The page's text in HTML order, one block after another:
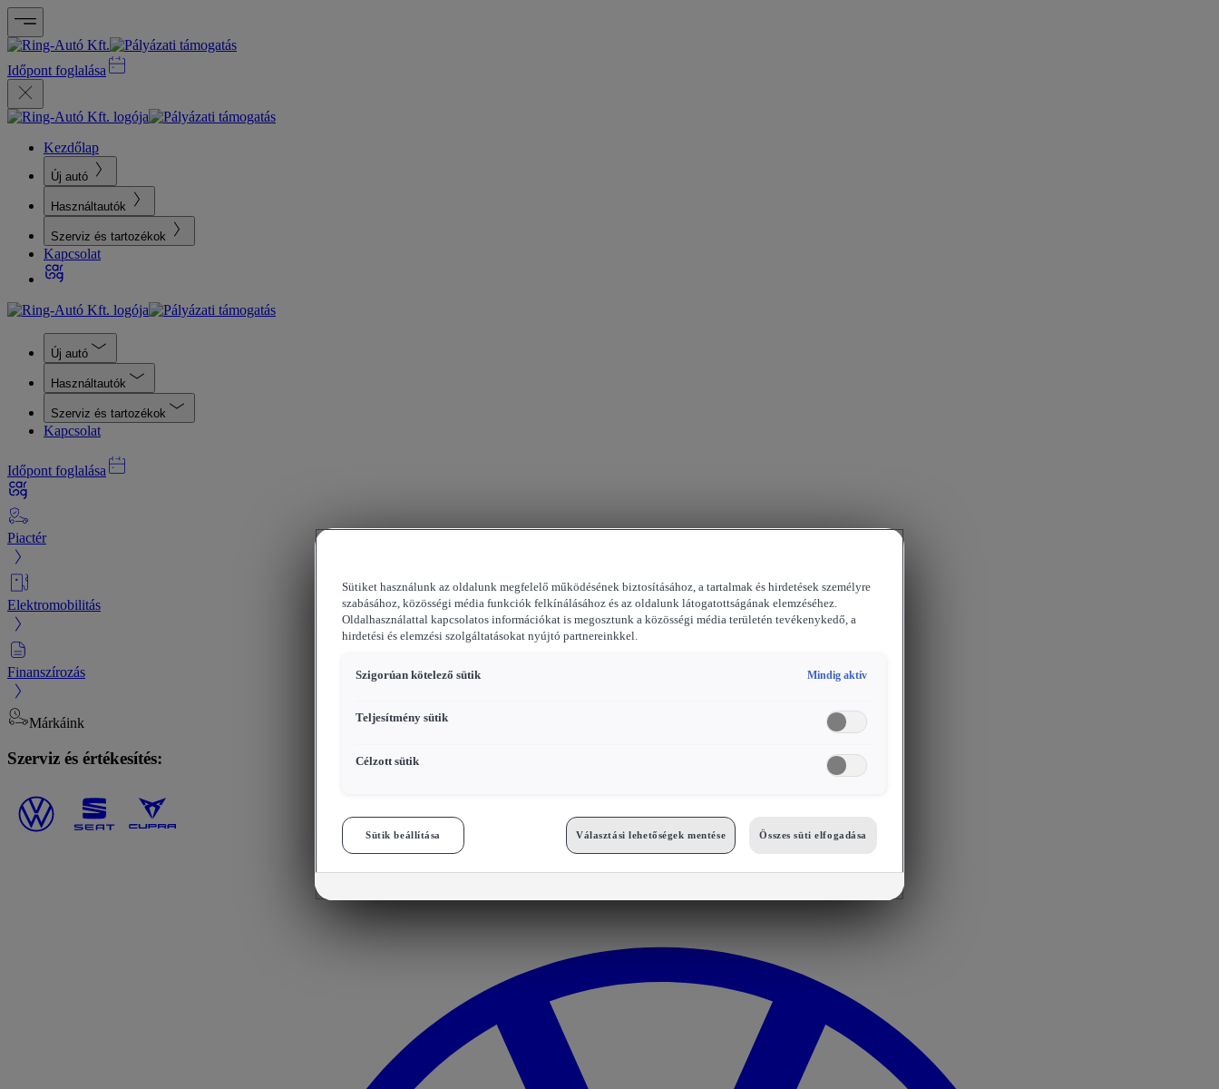
Időpont foglalása
Kezdőlap
Új autó
Használtautók
Szerviz és tartozékok
Kapcsolat
Új autó
Használtautók
Szerviz és tartozékok
Kapcsolat
Időpont foglalása
Piactér
Elektromobilitás
Finanszírozás
Márkáink
Szerviz és értékesítés:
Sütiket használunk az oldalunk megfelelő működésének biztosításához, a tartalmak és hirdetések személyre
szabásához, közösségi média funkciók felkínálásához és az oldalunk látogatottságának elemzéséhez.
Oldalhasználattal kapcsolatos információkat is megosztunk a közösségi média területén tevékenykedő, a
hirdetési és elemzési szolgáltatásokat nyújtó partnereinkkel.
Szigorúan kötelező sütik Mindig aktív
Teljesítmény sütik
Célzott sütik
Sütik beállítása Választási lehetőségek mentése Összes süti elfogadása